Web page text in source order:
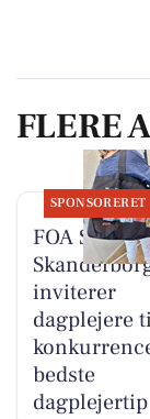
FLERE
SPONSORERET
FOA
inviterer
dagplejere
bedste
dagplejertip